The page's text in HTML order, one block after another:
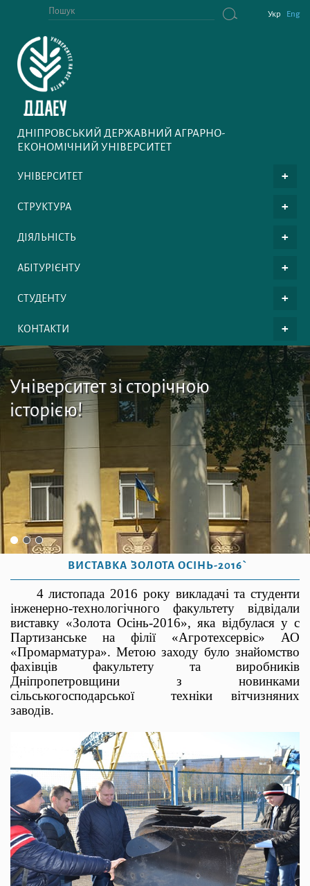
Укр Eng
ДНІПРОВСЬКИЙ ДЕРЖАВНИЙ АГРАРНО-
ЕКОНОМІЧНИЙ УНІВЕРСИТЕТ
УНІВЕРСИТЕТ
СТРУКТУРА
ДІЯЛЬНІСТЬ
АБІТУРІЄНТУ
СТУДЕНТУ
КОНТАКТИ
Університет зі сторічною
історією!
ВИСТАВКА `ЗОЛОТА ОСІНЬ-2016`
4 листопада 2016 року викладачі та студенти
інженерно-технологічного факультету відвідали
виставку «Золота Осінь-2016», яка відбулася у с
Партизанське на філії «Агротехсервіс» АО
«Промарматура». Метою заходу було знайомство
фахівців факультету та виробників
Дніпропетровщини з новинками
сільськогосподарської техніки вітчизняних
заводів.